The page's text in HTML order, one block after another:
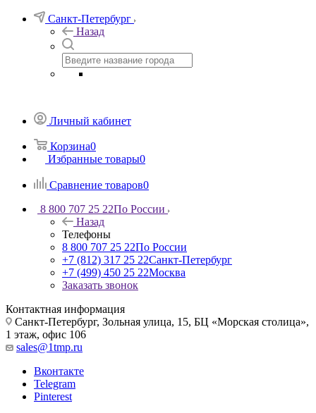
Санкт-Петербург
Назад
Личный кабинет
Корзина0
Избранные товары0
Сравнение товаров0
8 800 707 25 22По России
Назад
Телефоны
8 800 707 25 22По России
+7 (812) 317 25 22Санкт-Петербург
+7 (499) 450 25 22Москва
Заказать звонок
Контактная информация
Санкт-Петербург, Зольная улица, 15, БЦ «Морская столица»,
1 этаж, офис 106
sales@1tmp.ru
Вконтакте
Telegram
Pinterest